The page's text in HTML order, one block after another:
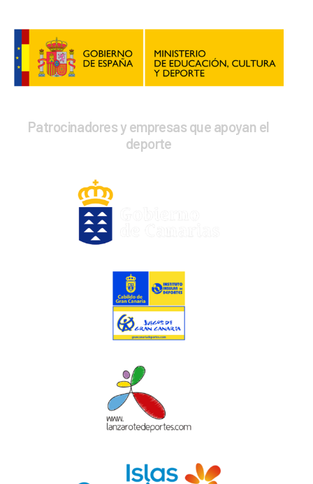
Patrocinadores y empresas que apoyan el
deporte